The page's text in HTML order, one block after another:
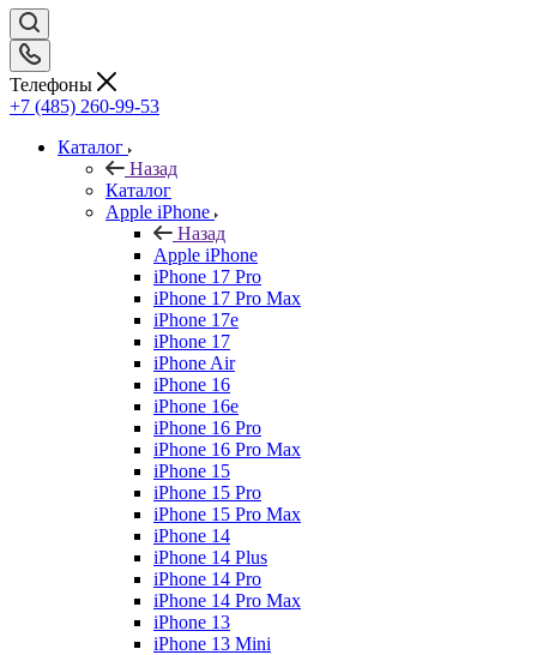
Телефоны
+7 (485) 260-99-53
Каталог
Назад
Каталог
Apple iPhone
Назад
Apple iPhone
iPhone 17 Pro
iPhone 17 Pro Max
iPhone 17e
iPhone 17
iPhone Air
iPhone 16
iPhone 16e
iPhone 16 Pro
iPhone 16 Pro Max
iPhone 15
iPhone 15 Pro
iPhone 15 Pro Max
iPhone 14
iPhone 14 Plus
iPhone 14 Pro
iPhone 14 Pro Max
iPhone 13
iPhone 13 Mini